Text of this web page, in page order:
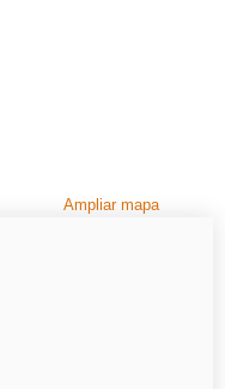
Ampliar mapa